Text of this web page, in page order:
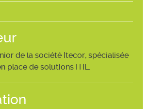
de la société Itecor, spécialisée
place de solutions ITIL.